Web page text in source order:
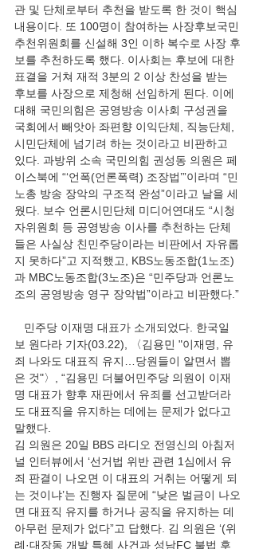
관 및 단체로부터 추천을 받도록 한 것이 핵심
내용이다. 또 100명이 참여하는 사장후보국민
추천위원회를 신설해 3인 이하 복수로 사장 후
보를 추천하도록 했다. 이사회는 후보에 대한
표결을 거쳐 재적 3분의 2 이상 찬성을 받는
후보를 사장으로 제청해 선임하게 된다. 이에
대해 국민의힘은 공영방송 이사회 구성권을
국회에서 빼앗아 좌편향 이익단체, 직능단체,
시민단체에 넘기려 하는 것이라고 비판하고
있다. 과방위 소속 국민의힘 권성동 의원은 페
이스북에 “‘언폭(언론폭력) 조장법’”이라며 “민
노총 방송 장악의 구조적 완성”이라고 날을 세
웠다. 보수 언론시민단체 미디어연대도 “시청
자위원회 등 공영방송 이사를 추천하는 단체
들은 사실상 친민주당이라는 비판에서 자유롭
지 못하다”고 지적했고, KBS노동조합(1노조)
과 MBC노동조합(3노조)은 “민주당과 언론노
조의 공영방송 영구 장악법”이라고 비판했다.”
보 원다라 기자(03.22), 〈김용민 "이재명, 유
죄 나와도 대표직 유지…당원들이 알면서 뽑
은 것"〉, “김용민 더불어민주당 의원이 이재
명 대표가 향후 재판에서 유죄를 선고받더라
도 대표직을 유지하는 데에는 문제가 없다고
말했다.
김 의원은 20일 BBS 라디오 전영신의 아침저
널 인터뷰에서 ‘선거법 위반 관련 1심에서 유
죄 판결이 나오면 이 대표의 거취는 어떻게 되
는 것이냐’는 진행자 질문에 “낮은 벌금이 나오
면 대표직 유지를 하거나 공직을 유지하는 데
아무런 문제가 없다”고 답했다. 김 의원은 ‘(위
례·대장동 개발 특혜 사건과 성남FC 불법 후